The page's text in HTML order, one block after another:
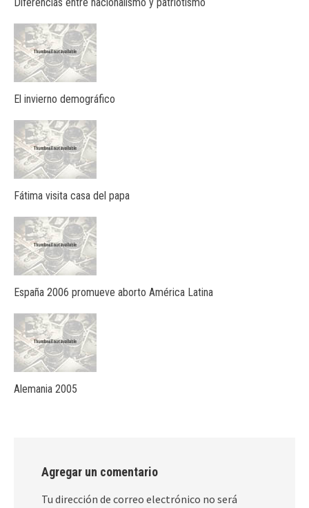
El invierno demográfico
Fátima visita casa del papa
España 2006 promueve aborto América Latina
Alemania 2005
Agregar un comentario
Tu dirección de correo electrónico no será